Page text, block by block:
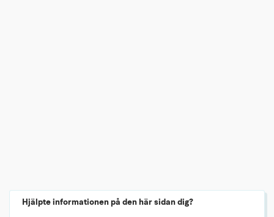
Hjälpte informationen på den här sidan dig?